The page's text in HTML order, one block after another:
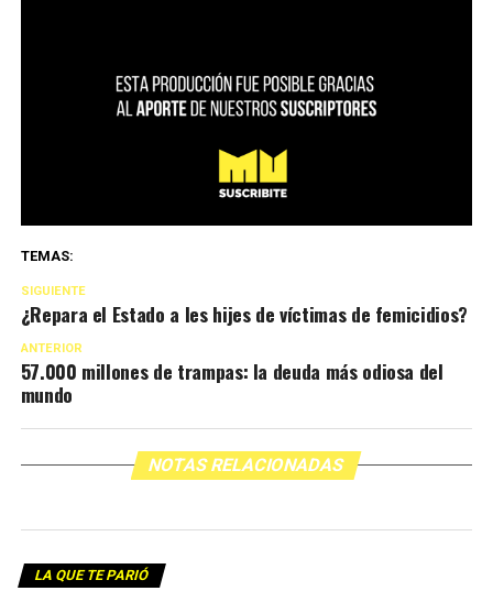
TEMAS:
SIGUIENTE
¿Repara el Estado a les hijes de víctimas de femicidios?
ANTERIOR
57.000 millones de trampas: la deuda más odiosa del
mundo
NOTAS RELACIONADAS
LA QUE TE PARIÓ